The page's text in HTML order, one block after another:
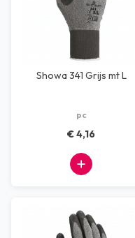
Showa 341 Grijs mt L
pc
€ 4,16